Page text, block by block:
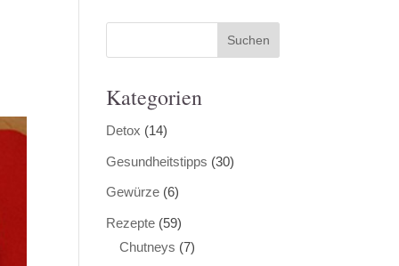
Kategorien
Detox (14)
Gesundheitstipps (30)
Gewürze (6)
Rezepte (59)
Chutneys (7)